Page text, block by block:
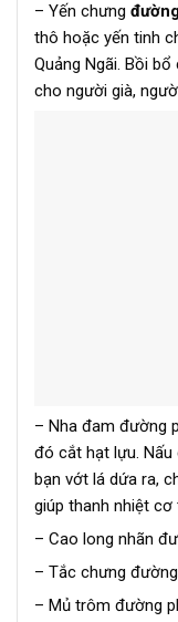
– Yến chưng
thô hoặc yến tinh
Quảng Ngãi. Bồi
cho người già,
– Nha đam đường
đó cắt hạt lựu.
bạn vớt lá dứa ra,
giúp thanh nhiệt cơ
– Cao long nhãn
– Tắc chưng
– Mủ trôm đường